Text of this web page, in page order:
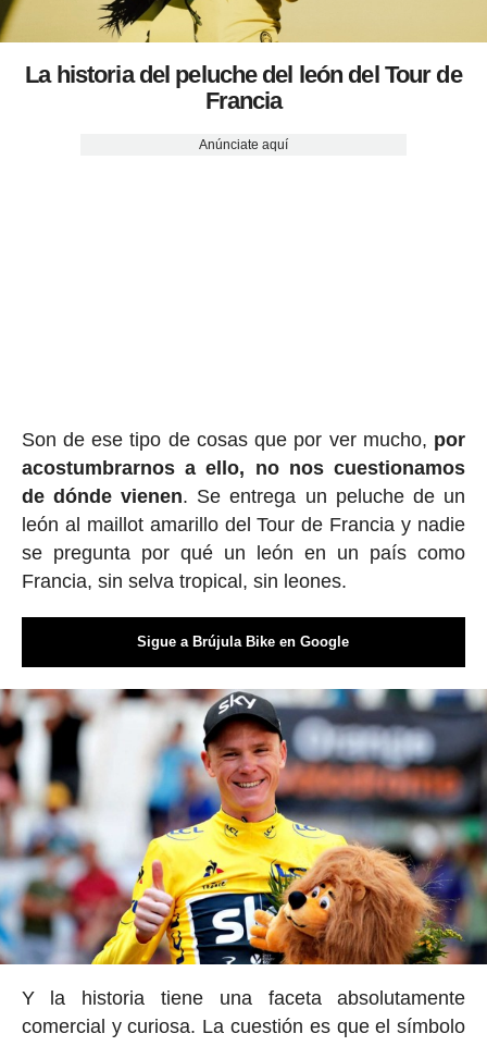
La historia del peluche del león del Tour de
Francia
Anúnciate aquí
Son de ese tipo de cosas que por ver mucho, por
acostumbrarnos a ello, no nos cuestionamos
de dónde vienen. Se entrega un peluche de un
león al maillot amarillo del Tour de Francia y nadie
se pregunta por qué un león en un país como
Francia, sin selva tropical, sin leones.
Sigue a Brújula Bike en Google
Y la historia tiene una faceta absolutamente
comercial y curiosa. La cuestión es que el símbolo